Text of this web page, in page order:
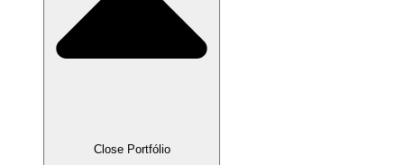
Close Portfólio